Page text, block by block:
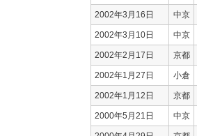
2002年3月16日 中京
2002年3月10日 中京
2002年2月17日 京都
2002年1月27日 小倉
2002年1月12日 京都
2000年5月21日 中京